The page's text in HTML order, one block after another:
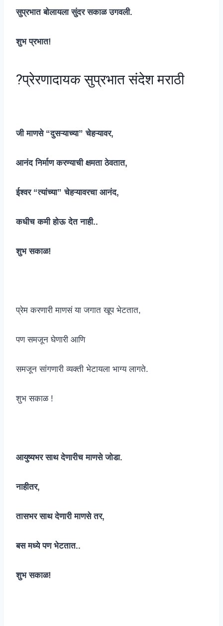
सुप्रभात बोलायला सुंदर सकाळ उगवली.
शुभ प्रभात!
?प्रेरणादायक सुप्रभात संदेश मराठी
जी माणसे “दुसऱ्याच्या” चेहऱ्यावर,
आनंद निर्माण करण्याची क्षमता ठेवतात,
ईश्वर “त्यांच्या” चेहऱ्यावरचा आनंद,
कधीच कमी होऊ देत नाही..
शुभ सकाळ!
प्रेम करणारी माणसं या जगात खूप भेटतात,
पण समजून घेणारी आणि
समजून सांगणारी व्यक्ती भेटायला भाग्य लागते.
शुभ सकाळ !
आयुष्यभर साथ देणारीच माणसे जोडा.
नाहीतर,
तासभर साथ देणारी माणसे तर,
बस मध्ये पण भेटतात..
शुभ सकाळ!